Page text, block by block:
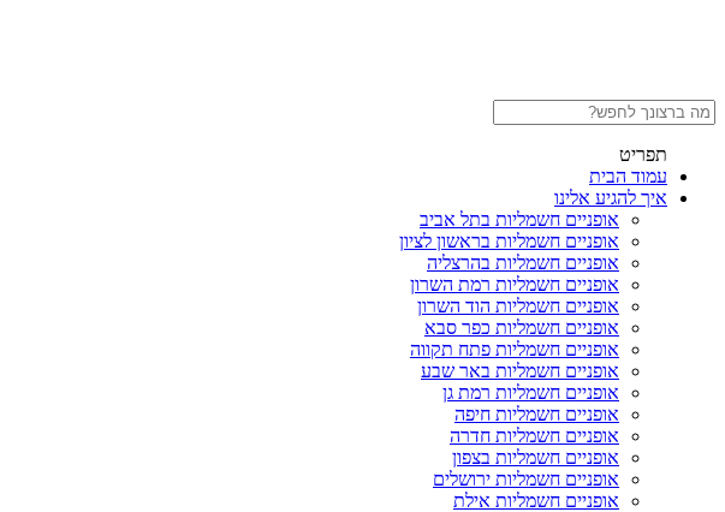
תפריט
עמוד הבית
איך להגיע אלינו
אופניים חשמליות בתל אביב
אופניים חשמליות בראשון לציון
אופניים חשמליות בהרצליה
אופניים חשמליות רמת השרון
אופניים חשמליות הוד השרון
אופניים חשמליות כפר סבא
אופניים חשמליות פתח תקווה
אופניים חשמליות באר שבע
אופניים חשמליות רמת גן
אופניים חשמליות חיפה
אופניים חשמליות חדרה
אופניים חשמליות בצפון
אופניים חשמליות ירושלים
אופניים חשמליות אילת